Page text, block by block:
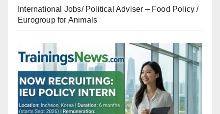
International Jobs/ Political Adviser – Food Policy /
Eurogroup for Animals